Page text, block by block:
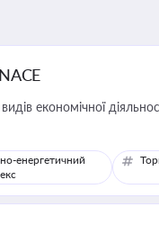
економічної
енергетичний